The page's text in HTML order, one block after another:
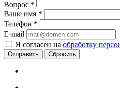
Вопрос *
Ваше имя *
Телефон *
E-mail
Я согласен на обработку
Сбросить